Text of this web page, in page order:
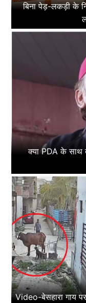
बिना पेड़-लकड़ी के
क्या PDA के साथ
Video-बेसहारा गाय